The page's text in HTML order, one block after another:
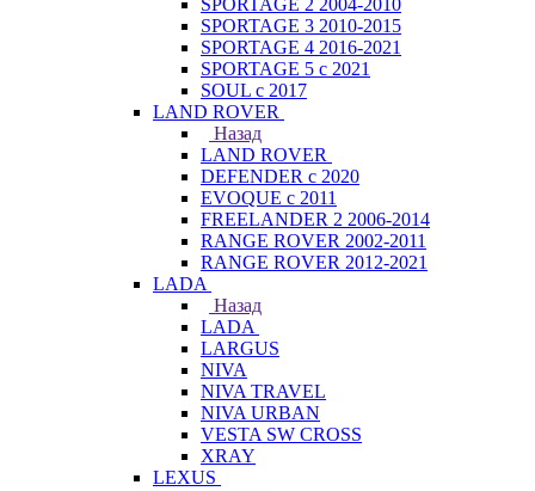
SPORTAGE 2 2004-2010
SPORTAGE 3 2010-2015
SPORTAGE 4 2016-2021
SPORTAGE 5 с 2021
SOUL с 2017
LAND ROVER
Назад
LAND ROVER
DEFENDER с 2020
EVOQUE с 2011
FREELANDER 2 2006-2014
RANGE ROVER 2002-2011
RANGE ROVER 2012-2021
LADA
Назад
LADA
LARGUS
NIVA
NIVA TRAVEL
NIVA URBAN
VESTA SW CROSS
XRAY
LEXUS